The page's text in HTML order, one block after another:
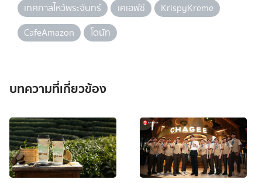
เทศกาลไหว้พระจันทร์
เคเอฟซี
KrispyKreme
CafeAmazon
โดนัท
บทความที่เกี่ยวข้อง